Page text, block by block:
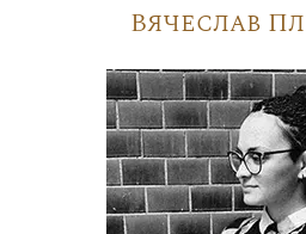
Вячеслав